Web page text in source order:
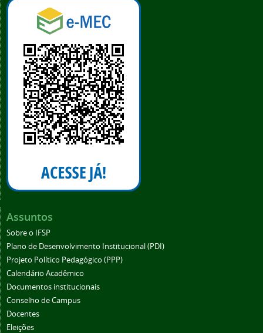
Assuntos
Sobre o IFSP
Plano de Desenvolvimento Institucional (PDI)
Projeto Político Pedagógico (PPP)
Calendário Acadêmico
Documentos institucionais
Conselho de Campus
Docentes
Eleições